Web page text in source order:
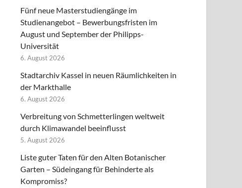
Fünf neue Masterstudiengänge im
Studienangebot – Bewerbungsfristen im
August und September der Philipps-
Universität
6. August 2026
Stadtarchiv Kassel in neuen Räumlichkeiten in
der Markthalle
6. August 2026
Verbreitung von Schmetterlingen weltweit
durch Klimawandel beeinflusst
5. August 2026
Liste guter Taten für den Alten Botanischer
Garten – Südeingang für Behinderte als
Kompromiss?